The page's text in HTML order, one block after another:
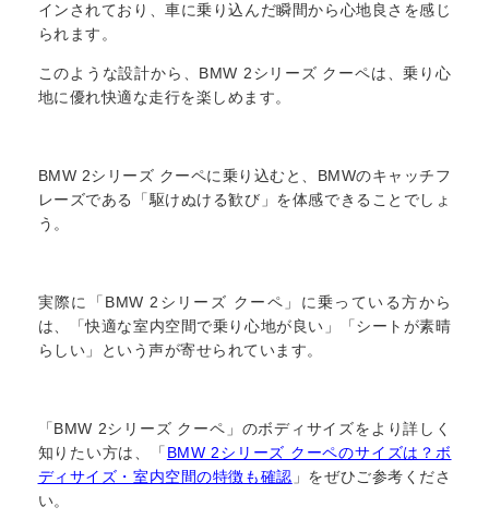
インされており、車に乗り込んだ瞬間から心地良さを感じ
られます。
このような設計から、BMW 2シリーズ クーペは、乗り心
地に優れ快適な走行を楽しめます。
BMW 2シリーズ クーペに乗り込むと、BMWのキャッチフ
レーズである「駆けぬける歓び」を体感できることでしょ
う。
実際に「BMW 2シリーズ クーペ」に乗っている方から
は、「快適な室内空間で乗り心地が良い」「シートが素晴
らしい」という声が寄せられています。
「BMW 2シリーズ クーペ」のボディサイズをより詳しく
知りたい方は、「 BMW 2シリーズ クーペのサイズは？ボ
ディサイズ・室内空間の特徴も確認 」をぜひご参考くださ
い。